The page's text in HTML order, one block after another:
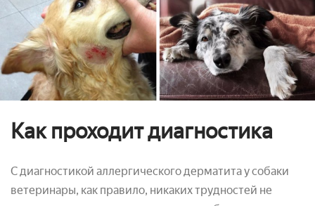
Как проходит диагностика
С диагностикой аллергического дерматита у собаки
ветеринары, как правило, никаких трудностей не